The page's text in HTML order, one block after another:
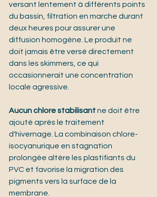
versant lentement à différents points
du bassin, filtration en marche durant
deux heures pour assurer une
diffusion homogène. Le produit ne
doit jamais être versé directement
dans les skimmers, ce qui
occasionnerait une concentration
locale agressive.
Aucun chlore stabilisant ne doit être
ajouté après le traitement
d'hivernage. La combinaison chlore-
isocyanurique en stagnation
prolongée altère les plastifiants du
PVC et favorise la migration des
pigments vers la surface de la
membrane.